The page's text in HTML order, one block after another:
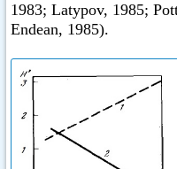
1983; Latypov, 1985;
Endean, 1985).